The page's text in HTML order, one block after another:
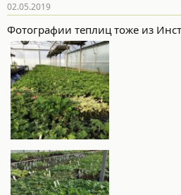
02.05.2019
Фотографии теплиц тоже из